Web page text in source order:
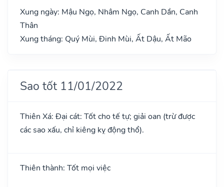
Xung ngày: Mậu Ngọ, Nhâm Ngọ, Canh Dần, Canh
Thân
Xung tháng: Quý Mùi, Đinh Mùi, Ất Dậu, Ất Mão
Sao tốt 11/01/2022
Thiên Xá: Đại cát: Tốt cho tế tự; giải oan (trừ được
các sao xấu, chỉ kiêng kỵ động thổ).
Thiên thành: Tốt mọi việc